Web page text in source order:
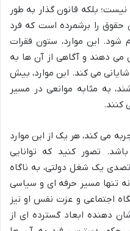
بلکه قانون گذار به طور
حقوق را برشمرده است که فرد
این موارد، ستون فقرات
می دهند و آگاهی از آن ها به
می کند. این موارد، بیش
به مثابه موانعی در مسیر
کنند.
می کند، هر یک از این موارد
تصور کنید که توانایی
یک شغل دولتی، به ناگاه
تنها مسیر حرفه ای و سیاسی
اجتماعی و عزت نفس او نیز
این ۱۲ مصداق، نشان دهنده ابعاد گسترده ای از